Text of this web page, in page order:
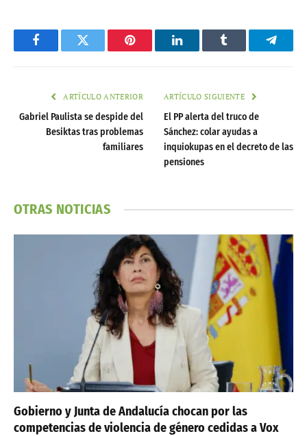
FacebookTwitter Pinterest LinkedInTumblr
ARTÍCULO ANTERIOR
Gabriel Paulista se despide del
Besiktas tras problemas
familiares
ARTÍCULO SIGUIENTE
El PP alerta del truco de
Sánchez: colar ayudas a
inquiokupas en el decreto de las
pensiones
OTRAS NOTICIAS
Gobierno y Junta de Andalucía chocan por las
competencias de violencia de género cedidas a Vox